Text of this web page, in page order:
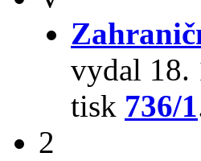
vydal 18.
tisk 736/1
2